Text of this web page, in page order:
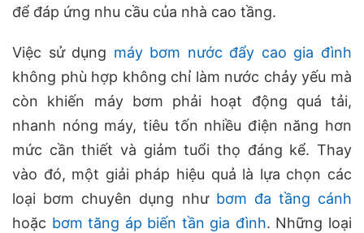
để đáp ứng nhu cầu của nhà cao tầng.
Việc sử dụng máy bơm nước đẩy cao gia đình
không phù hợp không chỉ làm nước chảy yếu mà
còn khiến máy bơm phải hoạt động quá tải,
nhanh nóng máy, tiêu tốn nhiều điện năng hơn
mức cần thiết và giảm tuổi thọ đáng kể. Thay
vào đó, một giải pháp hiệu quả là lựa chọn các
loại bơm chuyên dụng như bơm đa tầng cánh
hoặc bơm tăng áp biến tần gia đình. Những loại